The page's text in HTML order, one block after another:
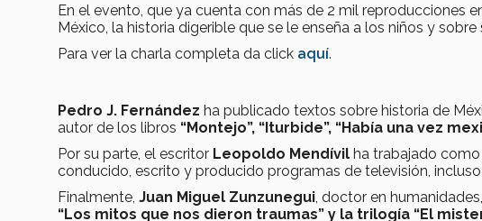
En el evento, que ya cuenta con más de 2 mil reproducciones
México, la historia digerible que se le enseña a los niños y
Para ver la charla completa da click aquí.
Pedro J. Fernández ha publicado textos sobre historia de
autor de los libros “Montejo”, “Iturbide”, “Había una vez
Por su parte, el escritor Leopoldo Mendívil ha trabajado
conducido, escrito y producido programas de televisión,
Finalmente, Juan Miguel Zunzunegui, doctor en
“Los mitos que nos dieron traumas” y la trilogía “El